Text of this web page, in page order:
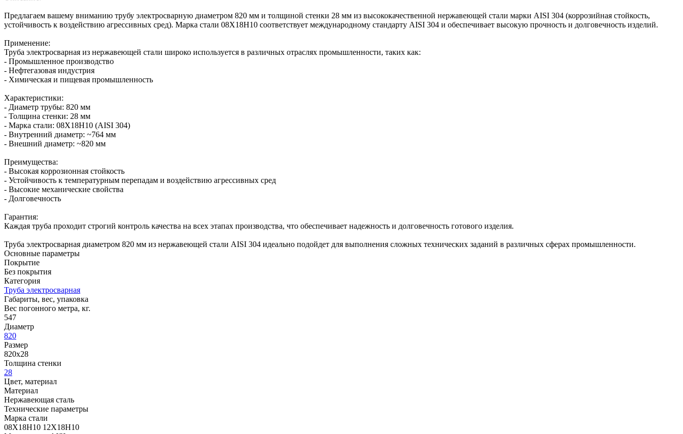
Предлагаем вашему вниманию трубу электросварную диаметром 820 мм и толщиной стенки 28 мм из высококачественной нержавеющей стали марки AISI 304 (коррозийная стойкость,
устойчивость к воздействию агрессивных сред). Марка стали 08Х18Н10 соответствует международному стандарту AISI 304 и обеспечивает высокую прочность и долговечность изделий.
Применение:
Труба электросварная из нержавеющей стали широко используется в различных отраслях промышленности, таких как:
- Промышленное производство
- Нефтегазовая индустрия
- Химическая и пищевая промышленность
Характеристики:
- Диаметр трубы: 820 мм
- Толщина стенки: 28 мм
- Марка стали: 08Х18Н10 (AISI 304)
- Внутренний диаметр: ~764 мм
- Внешний диаметр: ~820 мм
Преимущества:
- Высокая коррозионная стойкость
- Устойчивость к температурным перепадам и воздействию агрессивных сред
- Высокие механические свойства
- Долговечность
Гарантия:
Каждая труба проходит строгий контроль качества на всех этапах производства, что обеспечивает надежность и долговечность готового изделия.
Труба электросварная диаметром 820 мм из нержавеющей стали AISI 304 идеально подойдет для выполнения сложных технических заданий в различных сферах промышленности.
Основные параметры
Покрытие
Без покрытия
Категория
Труба электросварная
Габариты, вес, упаковка
Вес погонного метра, кг.
547
Диаметр
820
Размер
820х28
Толщина стенки
28
Цвет, материал
Материал
Нержавеющая сталь
Технические параметры
Марка стали
08Х18Н10 12Х18Н10